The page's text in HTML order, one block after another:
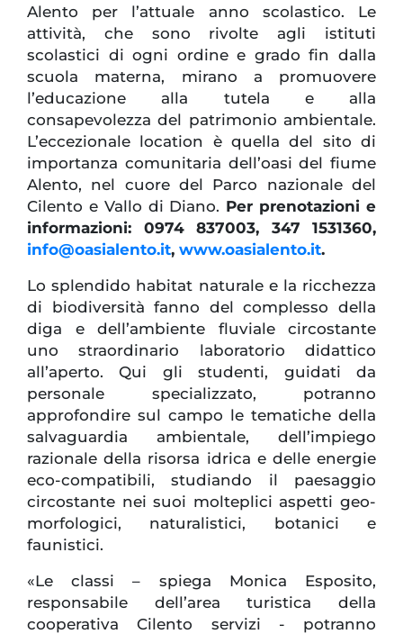
Alento per l’attuale anno scolastico. Le
attività, che sono rivolte agli istituti
scolastici di ogni ordine e grado fin dalla
scuola materna, mirano a promuovere
l’educazione alla tutela e alla
consapevolezza del patrimonio ambientale.
L’eccezionale location è quella del sito di
importanza comunitaria dell’oasi del fiume
Alento, nel cuore del Parco nazionale del
Cilento e Vallo di Diano. Per prenotazioni e
informazioni: 0974 837003, 347 1531360,
info@oasialento.it, www.oasialento.it.
Lo splendido habitat naturale e la ricchezza
di biodiversità fanno del complesso della
diga e dell’ambiente fluviale circostante
uno straordinario laboratorio didattico
all’aperto. Qui gli studenti, guidati da
personale specializzato, potranno
approfondire sul campo le tematiche della
salvaguardia ambientale, dell’impiego
razionale della risorsa idrica e delle energie
eco-compatibili, studiando il paesaggio
circostante nei suoi molteplici aspetti geo-
morfologici, naturalistici, botanici e
faunistici.
«Le classi – spiega Monica Esposito,
responsabile dell’area turistica della
cooperativa Cilento servizi - potranno